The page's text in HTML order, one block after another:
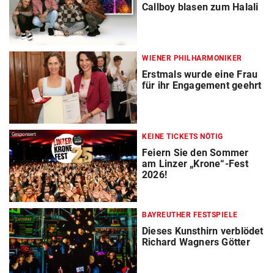
Callboy blasen zum Halali
WIENER PHILHARMONIKER
Erstmals wurde eine Frau
für ihr Engagement geehrt
Gesponsert KEINE TICKETS NÖTIG
Feiern Sie den Sommer
am Linzer „Krone“-Fest
2026!
BAYREUTHER FESTSPIELE
Dieses Kunsthirn verblödet
Richard Wagners Götter